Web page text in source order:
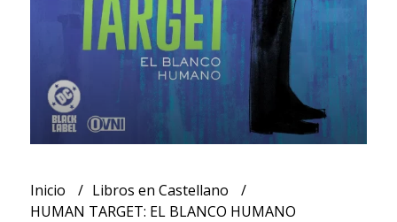
Inicio
Libros en Castellano
HUMAN TARGET: EL BLANCO HUMANO